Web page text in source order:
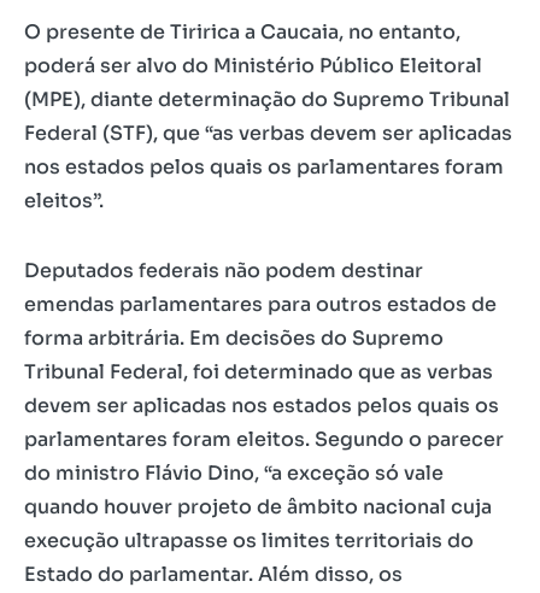
O presente de Tiririca a Caucaia, no entanto,
poderá ser alvo do Ministério Público Eleitoral
(MPE), diante determinação do Supremo Tribunal
Federal (STF), que “as verbas devem ser aplicadas
nos estados pelos quais os parlamentares foram
eleitos”.
Deputados federais não podem destinar
emendas parlamentares para outros estados de
forma arbitrária. Em decisões do Supremo
Tribunal Federal, foi determinado que as verbas
devem ser aplicadas nos estados pelos quais os
parlamentares foram eleitos. Segundo o parecer
do ministro Flávio Dino, “a exceção só vale
quando houver projeto de âmbito nacional cuja
execução ultrapasse os limites territoriais do
Estado do parlamentar. Além disso, os